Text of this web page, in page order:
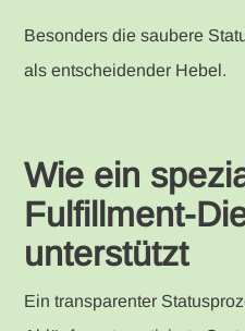
Besonders die saubere
als entscheidender Hebel.
Wie ein
Fulfillment-
unterstützt
Ein transparenter